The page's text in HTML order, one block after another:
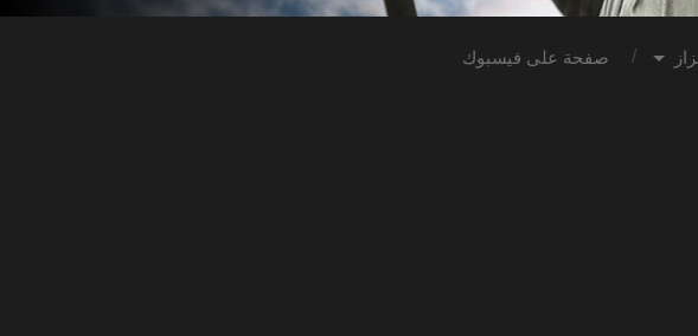
صفحة على فيسبوك